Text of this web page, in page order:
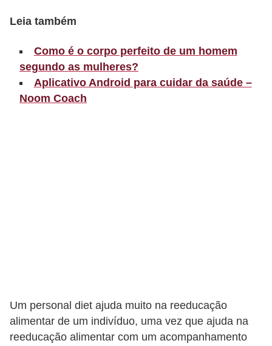
Leia também
Como é o corpo perfeito de um homem
segundo as mulheres?
Aplicativo Android para cuidar da saúde –
Noom Coach
Um personal diet ajuda muito na reeducação
alimentar de um indivíduo, uma vez que ajuda na
reeducação alimentar com um acompanhamento
o
a
m
e
s
e